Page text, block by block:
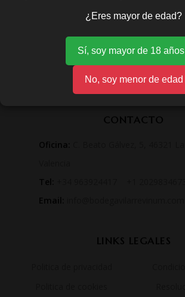
CONTACTO
Oficina:
Tel:
Email:
LINKS LEGALES
¿Eres mayor de edad?
Sí, soy mayor de 18 años
No, soy menor de edad